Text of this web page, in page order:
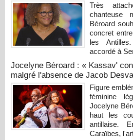
Très
chanteuse
Béroard
concret
les
accordé à
Jocelyne Béroard : « Kassav'
malgré l'absence de Jacob
Figure
féminine
Jocelyne
haut les
antillaise.
Caraïbes,